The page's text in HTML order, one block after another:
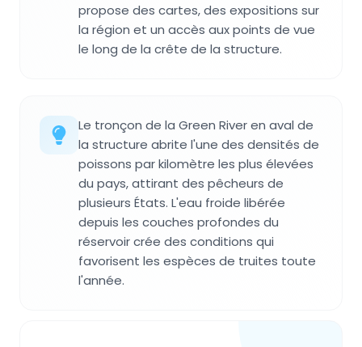
propose des cartes, des expositions sur
la région et un accès aux points de vue
le long de la crête de la structure.
Le tronçon de la Green River en aval de
la structure abrite l'une des densités de
poissons par kilomètre les plus élevées
du pays, attirant des pêcheurs de
plusieurs États. L'eau froide libérée
depuis les couches profondes du
réservoir crée des conditions qui
favorisent les espèces de truites toute
l'année.